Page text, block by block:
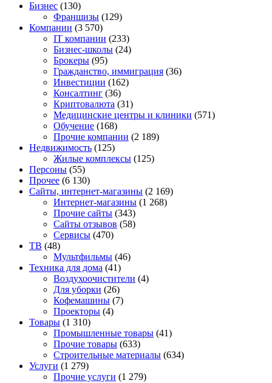
Бизнес (130)
Франшизы (129)
Компании (3 570)
IT компании (233)
Бизнес-школы (24)
Брокеры (95)
Гражданство, иммиграция (36)
Инвестиции (162)
Консалтинг (36)
Криптовалюта (31)
Медицинские центры и клиники (571)
Обучение (168)
Прочие компании (2 189)
Недвижимость (125)
Жилые комплексы (125)
Персоны (55)
Прочее (6 130)
Сайты, интернет-магазины (2 169)
Интернет-магазины (1 268)
Прочие сайты (343)
Сайты отзывов (58)
Сервисы (470)
ТВ (48)
Мультфильмы (46)
Техника для дома (41)
Воздухоочистители (4)
Для уборки (26)
Кофемашины (7)
Проекторы (4)
Товары (1 310)
Промышленные товары (41)
Прочие товары (633)
Строительные материалы (634)
Услуги (1 279)
Прочие услуги (1 279)